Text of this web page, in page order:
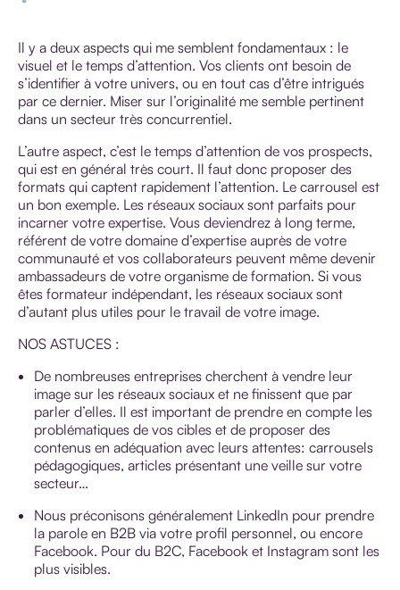
Il y a deux aspects qui me semblent fondamentaux : le
visuel et le temps d’attention. Vos clients ont besoin de
s’identifier à votre univers, ou en tout cas d’être intrigués
par ce dernier. Miser sur l’originalité me semble pertinent
dans un secteur très concurrentiel.
L’autre aspect, c’est le temps d’attention de vos prospects,
qui est en général très court. Il faut donc proposer des
formats qui captent rapidement l’attention. Le carrousel est
un bon exemple. Les réseaux sociaux sont parfaits pour
incarner votre expertise. Vous deviendrez à long terme,
référent de votre domaine d’expertise auprès de votre
communauté et vos collaborateurs peuvent même devenir
ambassadeurs de votre organisme de formation. Si vous
êtes formateur indépendant, les réseaux sociaux sont
d’autant plus utiles pour le travail de votre image.
NOS ASTUCES :
De nombreuses entreprises cherchent à vendre leur
image sur les réseaux sociaux et ne finissent que par
parler d’elles. Il est important de prendre en compte les
problématiques de vos cibles et de proposer des
contenus en adéquation avec leurs attentes: carrousels
pédagogiques, articles présentant une veille sur votre
secteur…
Nous préconisons généralement LinkedIn pour prendre
la parole en B2B via votre profil personnel, ou encore
Facebook. Pour du B2C, Facebook et Instagram sont les
plus visibles.